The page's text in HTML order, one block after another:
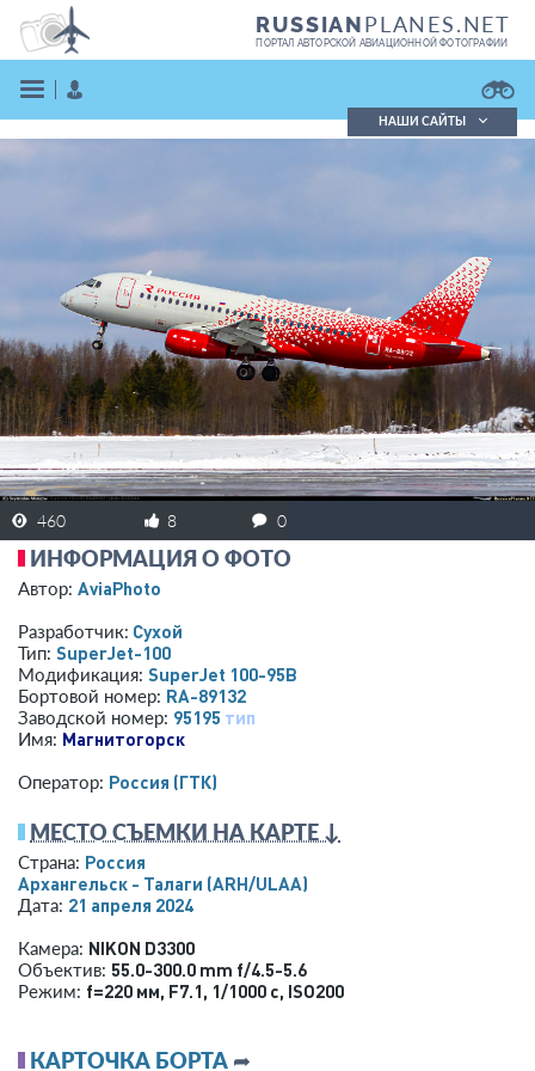
RUSSIANPLANES.NET
ПОРТАЛ АВТОРСКОЙ АВИАЦИОННОЙ ФОТОГРАФИИ
ЗАРЕГИСТРИРОВАТЬСЯ
НАШИ САЙТЫ
460 8 0
ИНФОРМАЦИЯ О ФОТО
Автор: AviaPhoto
Разработчик: Сухой
Тип: SuperJet-100
Модификация: SuperJet 100-95B
Бортовой номер: RA-89132
Заводской номер: 95195 тип
Имя: Магнитогорск
Оператор: Россия (ГТК)
МЕСТО СЪЕМКИ НА КАРТЕ ↓
Страна: Россия
Архангельск - Талаги (ARH/ULAA)
Дата: 21 апреля 2024
Камера: NIKON D3300
Объектив: 55.0-300.0 mm f/4.5-5.6
Режим: f=220 мм, F7.1, 1/1000 с, ISO200
КАРТОЧКА БОРТА ➦